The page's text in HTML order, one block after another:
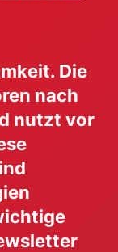
Die
nach
nutzt vor